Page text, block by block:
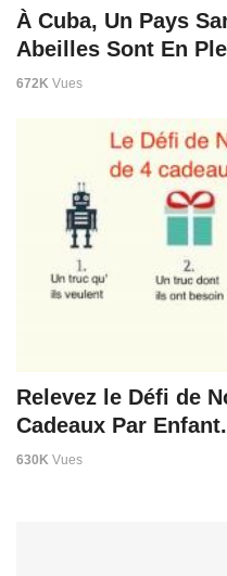
À Cuba, Un Pays
Abeilles Sont En
672K Vues
Relevez le Défi de
Cadeaux Par Enfant.
630K Vues